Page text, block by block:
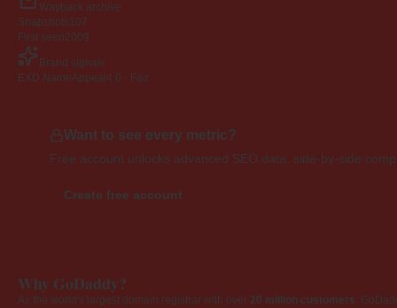
Wayback archive
Snapshots 107
First seen2009
Brand signals
EXD NameAppeal 4.0 · Fair
Want to see every metric?
Free account unlocks advanced SEO data, side-by-side
Create free account
Why GoDaddy?
As the world's largest domain registrar with over 20 million customers,